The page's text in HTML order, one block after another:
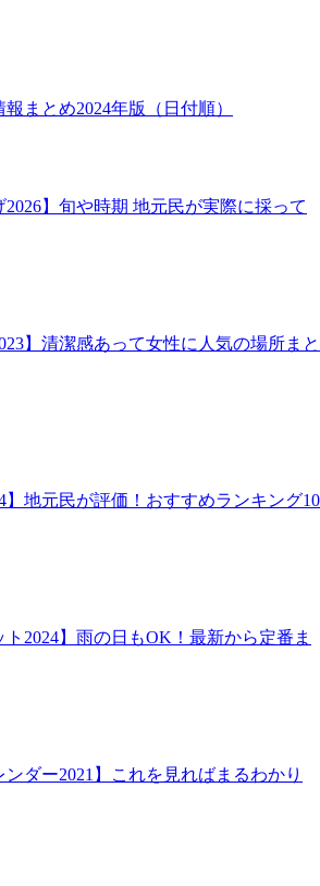
まとめ2024年版（日付順）
2026】旬や時期 地元民が実際に採って
】清潔感あって女性に人気の場所まと
】地元民が評価！おすすめランキング10
ト2024】雨の日もOK！最新から定番ま
ンダー2021】これを見ればまるわかり